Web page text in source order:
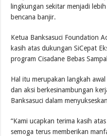
lingkungan sekitar menjadi
bencana banjir.
Ketua Banksasuci Foundation
kasih atas dukungan SiCepat
program Cisadane Bebas
Hal itu merupakan langkah
dan aksi berkesinambungan
Banksasuci dalam
“Kami ucapkan terima kasih
semoga terus memberikan